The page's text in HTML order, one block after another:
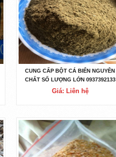
CUNG CẤP BỘT CÁ BIỂN NGUYÊN
CHẤT SỐ LƯỢNG LỚN 0937392133
MS.HẰNG
Giá: Liên hệ